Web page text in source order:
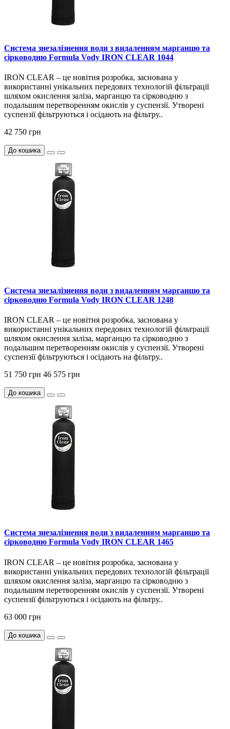
Система знезалізнення води з видаленням марганцю та
сірководню Formula Vody IRON CLEAR 1044
IRON CLEAR – це новітня розробка, заснована у
використанні унікальних передових технологій фільтрації
шляхом окислення заліза, марганцю та сірководню з
подальшим перетворенням окислів у суспензії. Утворені
суспензії фільтруються і осідають на фільтру..
42 750 грн
До кошика
Система знезалізнення води з видаленням марганцю та
сірководню Formula Vody IRON CLEAR 1248
IRON CLEAR – це новітня розробка, заснована у
використанні унікальних передових технологій фільтрації
шляхом окислення заліза, марганцю та сірководню з
подальшим перетворенням окислів у суспензії. Утворені
суспензії фільтруються і осідають на фільтру..
51 750 грн 46 575 грн
До кошика
Система знезалізнення води з видаленням марганцю та
сірководню Formula Vody IRON CLEAR 1465
IRON CLEAR – це новітня розробка, заснована у
використанні унікальних передових технологій фільтрації
шляхом окислення заліза, марганцю та сірководню з
подальшим перетворенням окислів у суспензії. Утворені
суспензії фільтруються і осідають на фільтру..
63 000 грн
До кошика